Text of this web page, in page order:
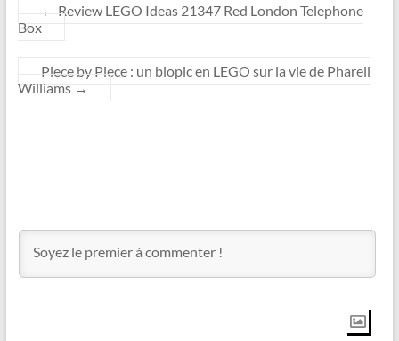
←
Review LEGO Ideas 21347 Red London Telephone
Box
Piece by Piece : un biopic en LEGO sur la vie de Pharell
Williams →